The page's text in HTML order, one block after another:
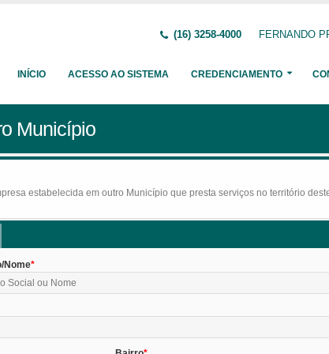
(16) 3258-4000 FERNANDO
INÍCIO ACESSO AO SISTEMA CREDENCIAMENTO
Município
estabelecida em outro Município que presta serviços no território
Nome